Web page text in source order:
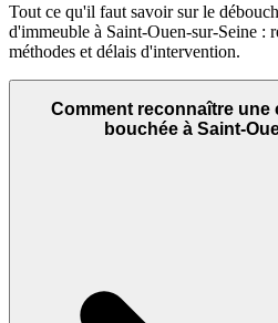
Tout ce qu'il faut savoir sur le
d'immeuble à Saint-Ouen-sur-Seine :
méthodes et délais d'intervention.
Comment reconnaître
bouchée à Saint-